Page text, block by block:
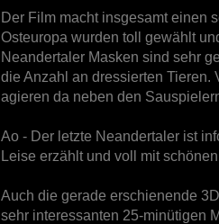
Der Film macht insgesamt einen
Osteuropa wurden toll gewählt
Neandertaler Masken sind sehr
die Anzahl an dressierten
agieren da neben den
Ao - Der letzte Neandertaler ist
Leise erzählt und voll mit
Auch die gerade erschienende
sehr interessanten 25-minütigen